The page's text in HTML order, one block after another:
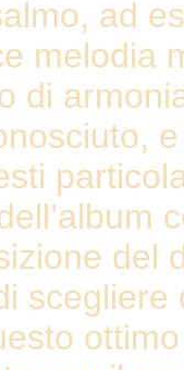
ad
melodia
di
del